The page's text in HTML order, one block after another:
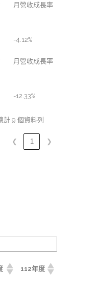
月營收成長率
-4.12%
月營收成長率
-12.33%
計 9 個資料列
❮ 1 ❯
112年度